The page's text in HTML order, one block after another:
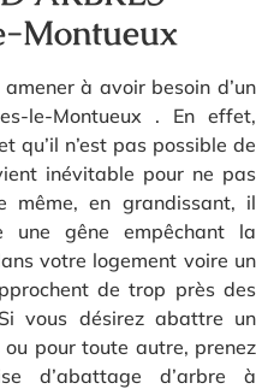
Montueux
à avoir besoin d’un
le-Montueux . En effet,
qu’il n’est pas possible de
inévitable pour ne pas
même, en grandissant, il
une gêne empêchant la
votre logement voire un
de trop près des
vous désirez abattre un
ou pour toute autre, prenez
d’abattage d’arbre à